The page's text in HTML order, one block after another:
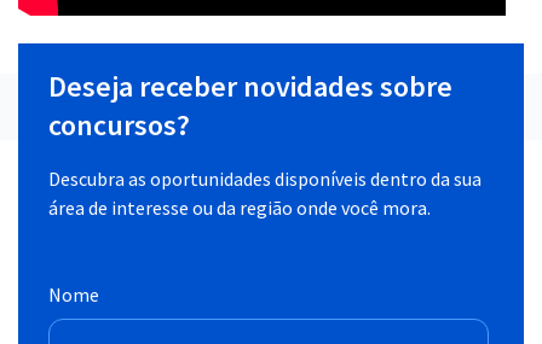
Deseja receber novidades sobre
concursos?
Descubra as oportunidades disponíveis dentro da sua
área de interesse ou da região onde você mora.
Nome